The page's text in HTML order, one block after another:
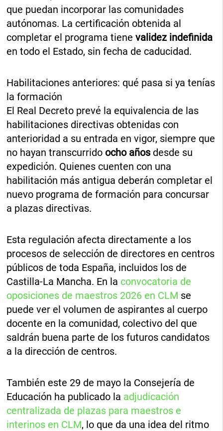
que puedan incorporar las comunidades
autónomas. La certificación obtenida al
completar el programa tienevalidez indefinida
en todo el Estado, sin fecha de caducidad.
Habilitaciones anteriores: qué pasa si ya tenías
la formación
El Real Decreto prevé la equivalencia de las
habilitaciones directivas obtenidas con
anterioridad a su entrada en vigor, siempre que
no hayan transcurrido ocho añosdesde su
expedición. Quienes cuenten con una
habilitación más antigua deberán completar el
nuevo programa de formación para concursar
a plazas directivas.
Esta regulación afecta directamente a los
procesos de selección de directores en centros
públicos de toda España, incluidos los de
Castilla-La Mancha. En la convocatoria de
oposiciones de maestros 2026 en CLM se
puede ver el volumen de aspirantes al cuerpo
docente en la comunidad, colectivo del que
saldrán buena parte de los futuros candidatos
a la dirección de centros.
También este 29 de mayo la Consejería de
Educación ha publicado la adjudicación
centralizada de plazas para maestros e
interinos en CLM, lo que da una idea del ritmo